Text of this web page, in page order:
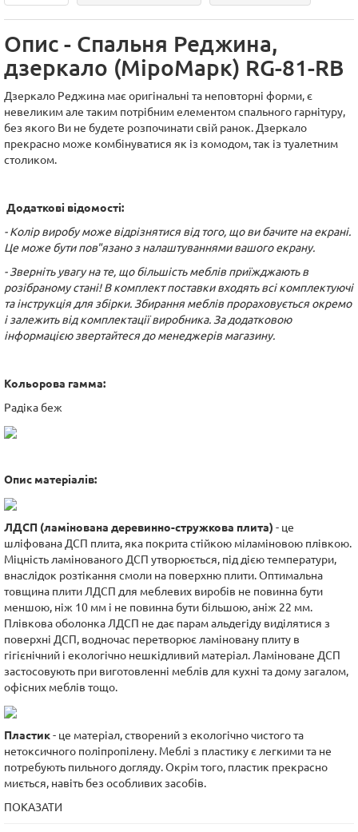
Опис - Спальня Реджина,
дзеркало (МіроМарк) RG-81-RB
Дзеркало Реджина має оригінальні та неповторні форми, є
невеликим але таким потрібним елементом спального гарнітуру,
без якого Ви не будете розпочинати свій ранок. Дзеркало
прекрасно може комбінуватися як із комодом, так із туалетним
столиком.
Додаткові відомості:
- Колір виробу може відрізнятися від того, що ви бачите на екрані.
Це може бути пов"язано з налаштуваннями вашого екрану.
- Зверніть увагу на те, що більшість меблів приїжджають в
розібраному стані! В комплект поставки входять всі комплектуючі
та інструкція для збірки. Збирання меблів прораховується окремо
і залежить від комплектації виробника. За додатковою
інформацією звертайтеся до менеджерів магазину.
Кольорова гамма:
Радіка беж
Опис матеріалів:
ЛДСП (ламінована деревинно-стружкова плита) - це
шліфована ДСП плита, яка покрита стійкою міламіновою плівкою.
Міцність ламінованого ДСП утворюється, під дією температури,
внаслідок розтікання смоли на поверхню плити. Оптимальна
товщина плити ЛДСП для меблевих виробів не повинна бути
меншою, ніж 10 мм і не повинна бути більшою, аніж 22 мм.
Плівкова оболонка ЛДСП не дає парам альдегіду виділятися з
поверхні ДСП, водночас перетворює ламіновану плиту в
гігієнічний і екологічно нешкідливий матеріал. Ламіноване ДСП
застосовують при виготовленні меблів для кухні та дому загалом,
офісних меблів тощо.
Пластик- це матеріал, створений з екологічно чистого та
нетоксичного поліпропілену. Меблі з пластику є легкими та не
потребують пильного догляду. Окрім того, пластик прекрасно
миється, навіть без особливих засобів.
ПОКАЗАТИ